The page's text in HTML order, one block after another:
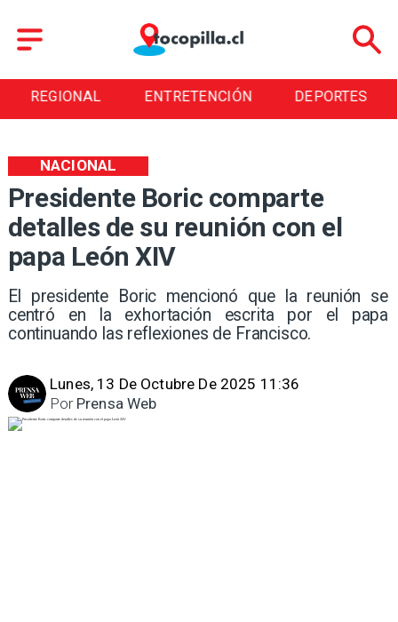
ENTRETENCIÓN DEPORTES
Presidente Boric comparte
detalles de su reunión con el
papa León XIV
El presidente Boric mencionó que la reunión se
centró en la exhortación escrita por el papa
continuando las reflexiones de Francisco.
NACIONAL
Lunes, 13 De Octubre De 2025 11:36
Prensa Web
Por